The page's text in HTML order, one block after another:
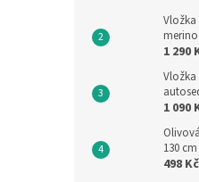
Vložka
merino
1 290
1 090
130 cm
498 Kč